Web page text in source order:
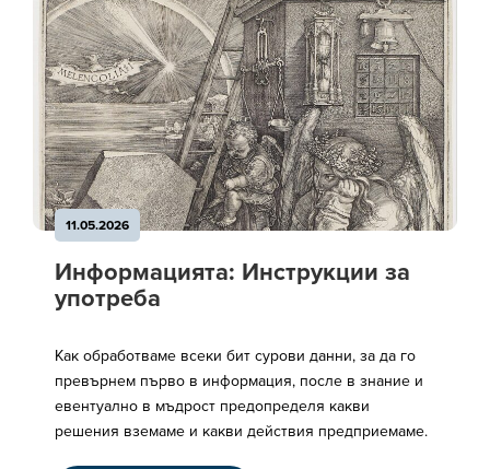
11.05.2026
Информацията: Инструкции за
употреба
Как обработваме всеки бит сурови данни, за да го
превърнем първо в информация, после в знание и
евентуално в мъдрост предопределя какви
решения вземаме и какви действия предприемаме.